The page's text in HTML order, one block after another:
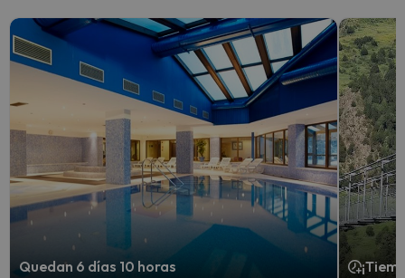
Quedan 6 días 10 horas